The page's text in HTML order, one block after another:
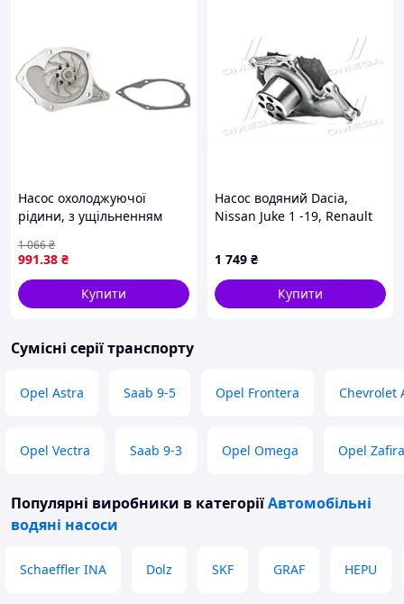
Насос охолоджуючої
рідини, з ущільненням
LOGAN, LOGAN EXPRESS,
LOGAN II, LOGAN MCV,
LOGAN MCV II, SANDERO,
991.38 ₴
1 066₴
Купити
Насос водяний Dacia,
Nissan Juke 1 -19, Renault
Jakoparts). (J1511109)
1 749 ₴
Купити
Сумісні серії транспорту
Opel Astra Saab 9-5 Opel Frontera Chevrolet
Opel Vectra Saab 9-3 Opel Omega Opel Zafira
Популярні виробники в категоріїАвтомобільні
водяні насоси
Schaeffler INA Dolz SKF GRAF HEPU